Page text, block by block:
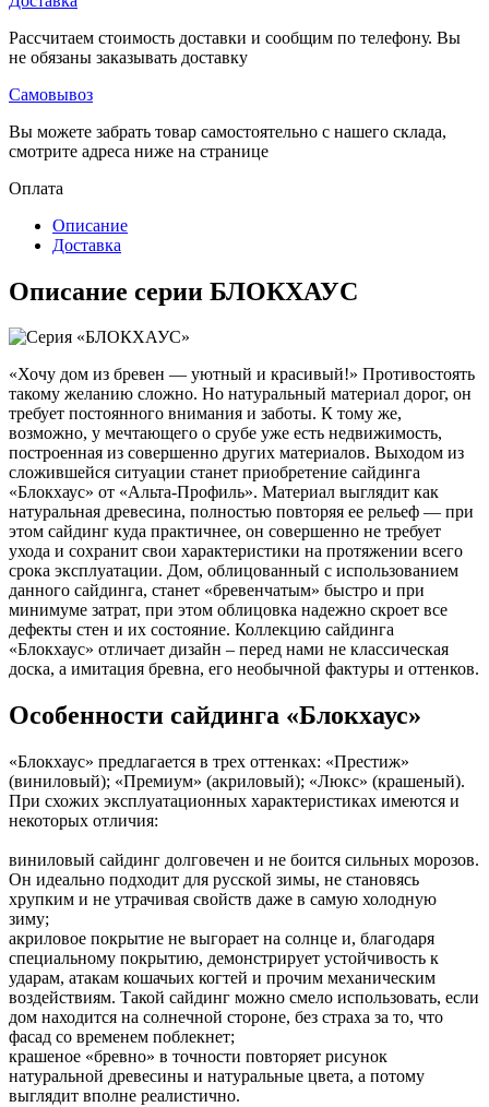
Рассчитаем стоимость доставки и сообщим по телефону. Вы
не обязаны заказывать доставку
Самовывоз
Вы можете забрать товар самостоятельно с нашего склада,
смотрите адреса ниже на странице
Оплата
Описание
Доставка
Описание серии БЛОКХАУС
«Хочу дом из бревен — уютный и красивый!» Противостоять
такому желанию сложно. Но натуральный материал дорог, он
требует постоянного внимания и заботы. К тому же,
возможно, у мечтающего о срубе уже есть недвижимость,
построенная из совершенно других материалов. Выходом из
сложившейся ситуации станет приобретение сайдинга
«Блокхаус» от «Альта-Профиль». Материал выглядит как
натуральная древесина, полностью повторяя ее рельеф — при
этом сайдинг куда практичнее, он совершенно не требует
ухода и сохранит свои характеристики на протяжении всего
срока эксплуатации. Дом, облицованный с использованием
данного сайдинга, станет «бревенчатым» быстро и при
минимуме затрат, при этом облицовка надежно скроет все
дефекты стен и их состояние. Коллекцию сайдинга
«Блокхаус» отличает дизайн – перед нами не классическая
доска, а имитация бревна, его необычной фактуры и оттенков.
Особенности сайдинга «Блокхаус»
«Блокхаус» предлагается в трех оттенках: «Престиж»
(виниловый); «Премиум» (акриловый); «Люкс» (крашеный).
При схожих эксплуатационных характеристиках имеются и
некоторых отличия:
виниловый сайдинг долговечен и не боится сильных морозов.
Он идеально подходит для русской зимы, не становясь
хрупким и не утрачивая свойств даже в самую холодную
зиму;
акриловое покрытие не выгорает на солнце и, благодаря
специальному покрытию, демонстрирует устойчивость к
ударам, атакам кошачьих когтей и прочим механическим
воздействиям. Такой сайдинг можно смело использовать, если
дом находится на солнечной стороне, без страха за то, что
фасад со временем поблекнет;
крашеное «бревно» в точности повторяет рисунок
натуральной древесины и натуральные цвета, а потому
выглядит вполне реалистично.